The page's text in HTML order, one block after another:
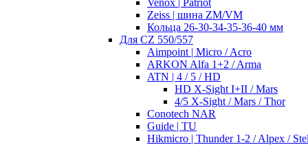
Venox | Patriot
Zeiss | шина ZM/VM
Кольца 26-30-34-35-36-40 мм
Для CZ 550/557
Aimpoint | Micro / Acro
ARKON Alfa 1+2 / Arma
ATN | 4 / 5 / HD
HD X-Sight I+II / Mars
4/5 X-Sight / Mars / Thor
Conotech NAR
Guide | TU
Hikmicro | Thunder 1-2 / Alpex /